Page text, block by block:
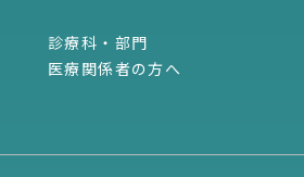
診療科・部門
医療関係者の方へ